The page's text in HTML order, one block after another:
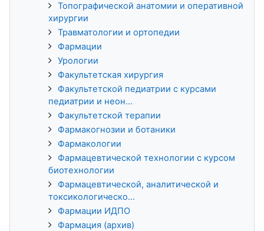
Топографической анатомии и оперативной
хирургии
Травматологии и ортопедии
Фармации
Урологии
Факультетская хирургия
Факультетской педиатрии с курсами
педиатрии и неон...
Факультетской терапии
Фармакогнозии и ботаники
Фармакологии
Фармацевтической технологии с курсом
биотехнологии
Фармацевтической, аналитической и
токсикологическо...
Фармации ИДПО
Фармация (архив)